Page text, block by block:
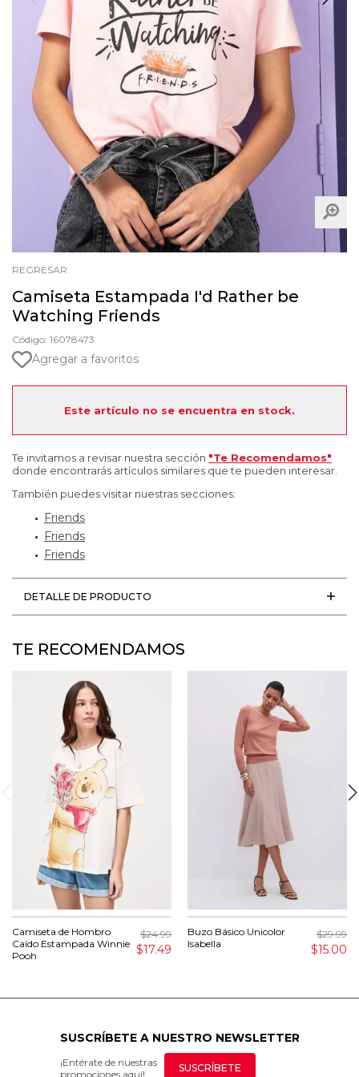
REGRESAR
Camiseta Estampada I'd Rather be
Watching Friends
Código: 16078473
Agregar a favoritos
Este artículo no se encuentra en stock.
Te invitamos a revisar nuestra sección "Te Recomendamos"
donde encontrarás artículos similares que te pueden interesar.
También puedes visitar nuestras secciones:
Friends
Friends
Friends
DETALLE DE PRODUCTO
TE RECOMENDAMOS
Camiseta de Hombro
Caído Estampada Winnie
Pooh
$24.99
$17.49
Buzo Básico Unicolor
Isabella
$29.99
$15.00
SUSCRÍBETE A NUESTRO NEWSLETTER
¡Entérate de nuestras
promociones aquí!
SUSCRÍBETE